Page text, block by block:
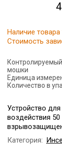
Наличие
Стоимость
мошки
Единица
Количество в
Устройство
воздействия
Категория: